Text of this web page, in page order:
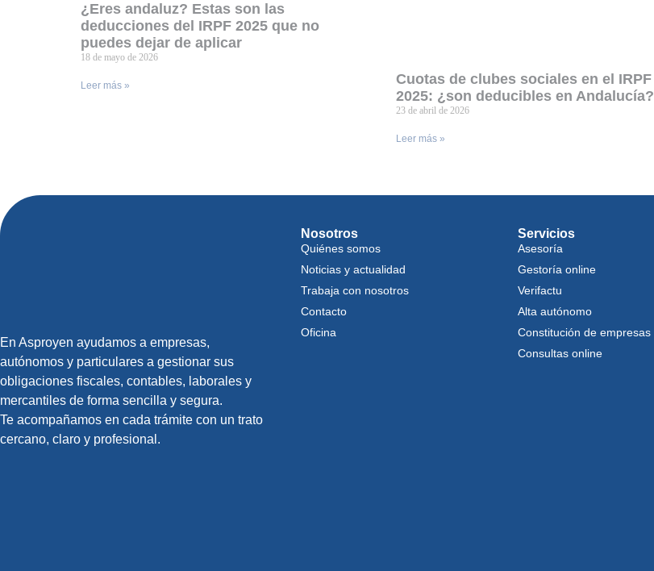
¿Eres andaluz? Estas son las
deducciones del IRPF 2025 que no
puedes dejar de aplicar
18 de mayo de 2026
Leer más »
Cuotas de clubes sociales en el IRPF
2025: ¿son deducibles en Andalucía?
23 de abril de 2026
Leer más »
En Asproyen ayudamos a empresas,
autónomos y particulares a gestionar sus
obligaciones fiscales, contables, laborales y
mercantiles de forma sencilla y segura.
Te acompañamos en cada trámite con un trato
cercano, claro y profesional.
Nosotros
Quiénes somos
Noticias y actualidad
Trabaja con nosotros
Contacto
Oficina
Servicios
Asesoría
Gestoría online
Verifactu
Alta autónomo
Constitución de empresas
Consultas online